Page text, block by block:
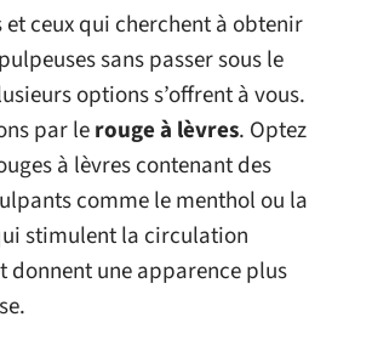
et ceux qui cherchent à obtenir
sans passer sous le
options s’offrent à vous.
par lerouge à lèvres. Optez
à lèvres contenant des
comme le menthol ou la
stimulent la circulation
donnent une apparence plus